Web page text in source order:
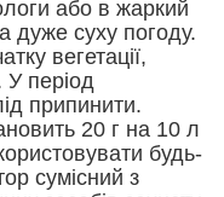
або в жаркий
дуже суху погоду.
вегетації,
У період
припинити.
20 г на 10 л
будь-
сумісний з